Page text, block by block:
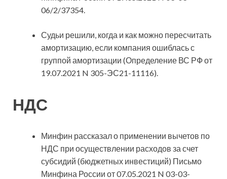
06/2/37354.
Судьи решили, когда и как можно пересчитать
амортизацию, если компания ошиблась с
группой амортизации (Определение ВС РФ от
19.07.2021 N 305-ЭС21-11116).
НДС
Минфин рассказал о применении вычетов по
НДС при осуществлении расходов за счет
субсидий (бюджетных инвестиций) Письмо
Минфина России от 07.05.2021 N 03-03-